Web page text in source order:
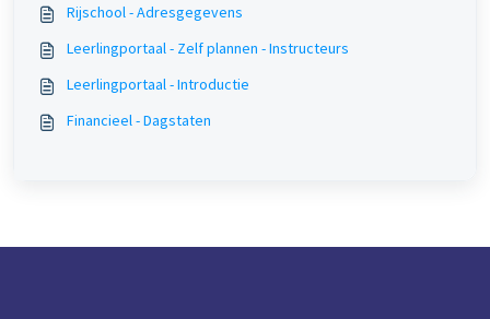
Rijschool - Adresgegevens
Leerlingportaal - Zelf plannen - Instructeurs
Leerlingportaal - Introductie
Financieel - Dagstaten